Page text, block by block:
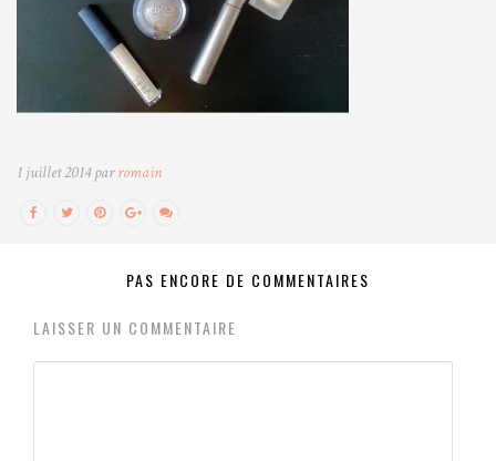
1 juillet 2014 parromain
PAS ENCORE DE COMMENTAIRES
LAISSER UN COMMENTAIRE